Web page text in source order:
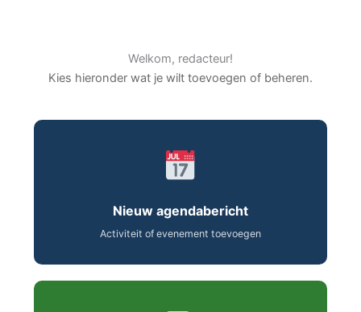
Welkom, redacteur!
Kies hieronder wat je wilt toevoegen of beheren.
Nieuw agendabericht
Activiteit of evenement toevoegen